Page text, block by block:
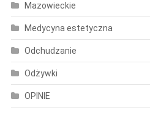
Mazowieckie
Medycyna estetyczna
Odchudzanie
Odżywki
OPINIE